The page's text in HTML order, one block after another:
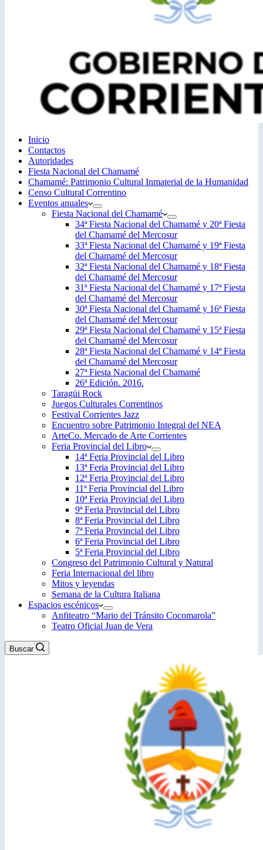
Inicio
Contactos
Autoridades
Fiesta Nacional del Chamamé
Chamamé: Patrimonio Cultural Inmaterial de la Humanidad
Censo Cultural Correntino
Eventos anuales
Fiesta Nacional del Chamamé
34ª Fiesta Nacional del Chamamé y 20ª Fiesta
del Chamamé del Mercosur
33ª Fiesta Nacional del Chamamé y 19ª Fiesta
del Chamamé del Mercosur
32ª Fiesta Nacional del Chamamé y 18ª Fiesta
del Chamamé del Mercosur
31ª Fiesta Nacional del Chamamé y 17ª Fiesta
del Chamamé del Mercosur
30ª Fiesta Nacional del Chamamé y 16ª Fiesta
del Chamamé del Mercosur
29ª Fiesta Nacional del Chamamé y 15ª Fiesta
del Chamamé del Mercosur
28ª Fiesta Nacional del Chamamé y 14ª Fiesta
del Chamamé del Mercosur
27ª Fiesta Nacional del Chamamé
26ª Edición. 2016.
Taragüi Rock
Juegos Culturales Correntinos
Festival Corrientes Jazz
Encuentro sobre Patrimonio Integral del NEA
ArteCo. Mercado de Arte Corrientes
Feria Provincial del Libro
14ª Feria Provincial del Libro
13ª Feria Provincial del Libro
12ª Feria Provincial del Libro
11ª Feria Provincial del Libro
10ª Feria Provincial del Libro
9ª Feria Provincial del Libro
8ª Feria Provincial del Libro
7ª Feria Provincial del Libro
6ª Feria Provincial del Libro
5ª Feria Provincial del Libro
Congreso del Patrimonio Cultural y Natural
Feria Internacional del libro
Mitos y leyendas
Semana de la Cultura Italiana
Espacios escénicos
Anfiteatro “Mario del Tránsito Cocomarola”
Teatro Oficial Juan de Vera
Buscar